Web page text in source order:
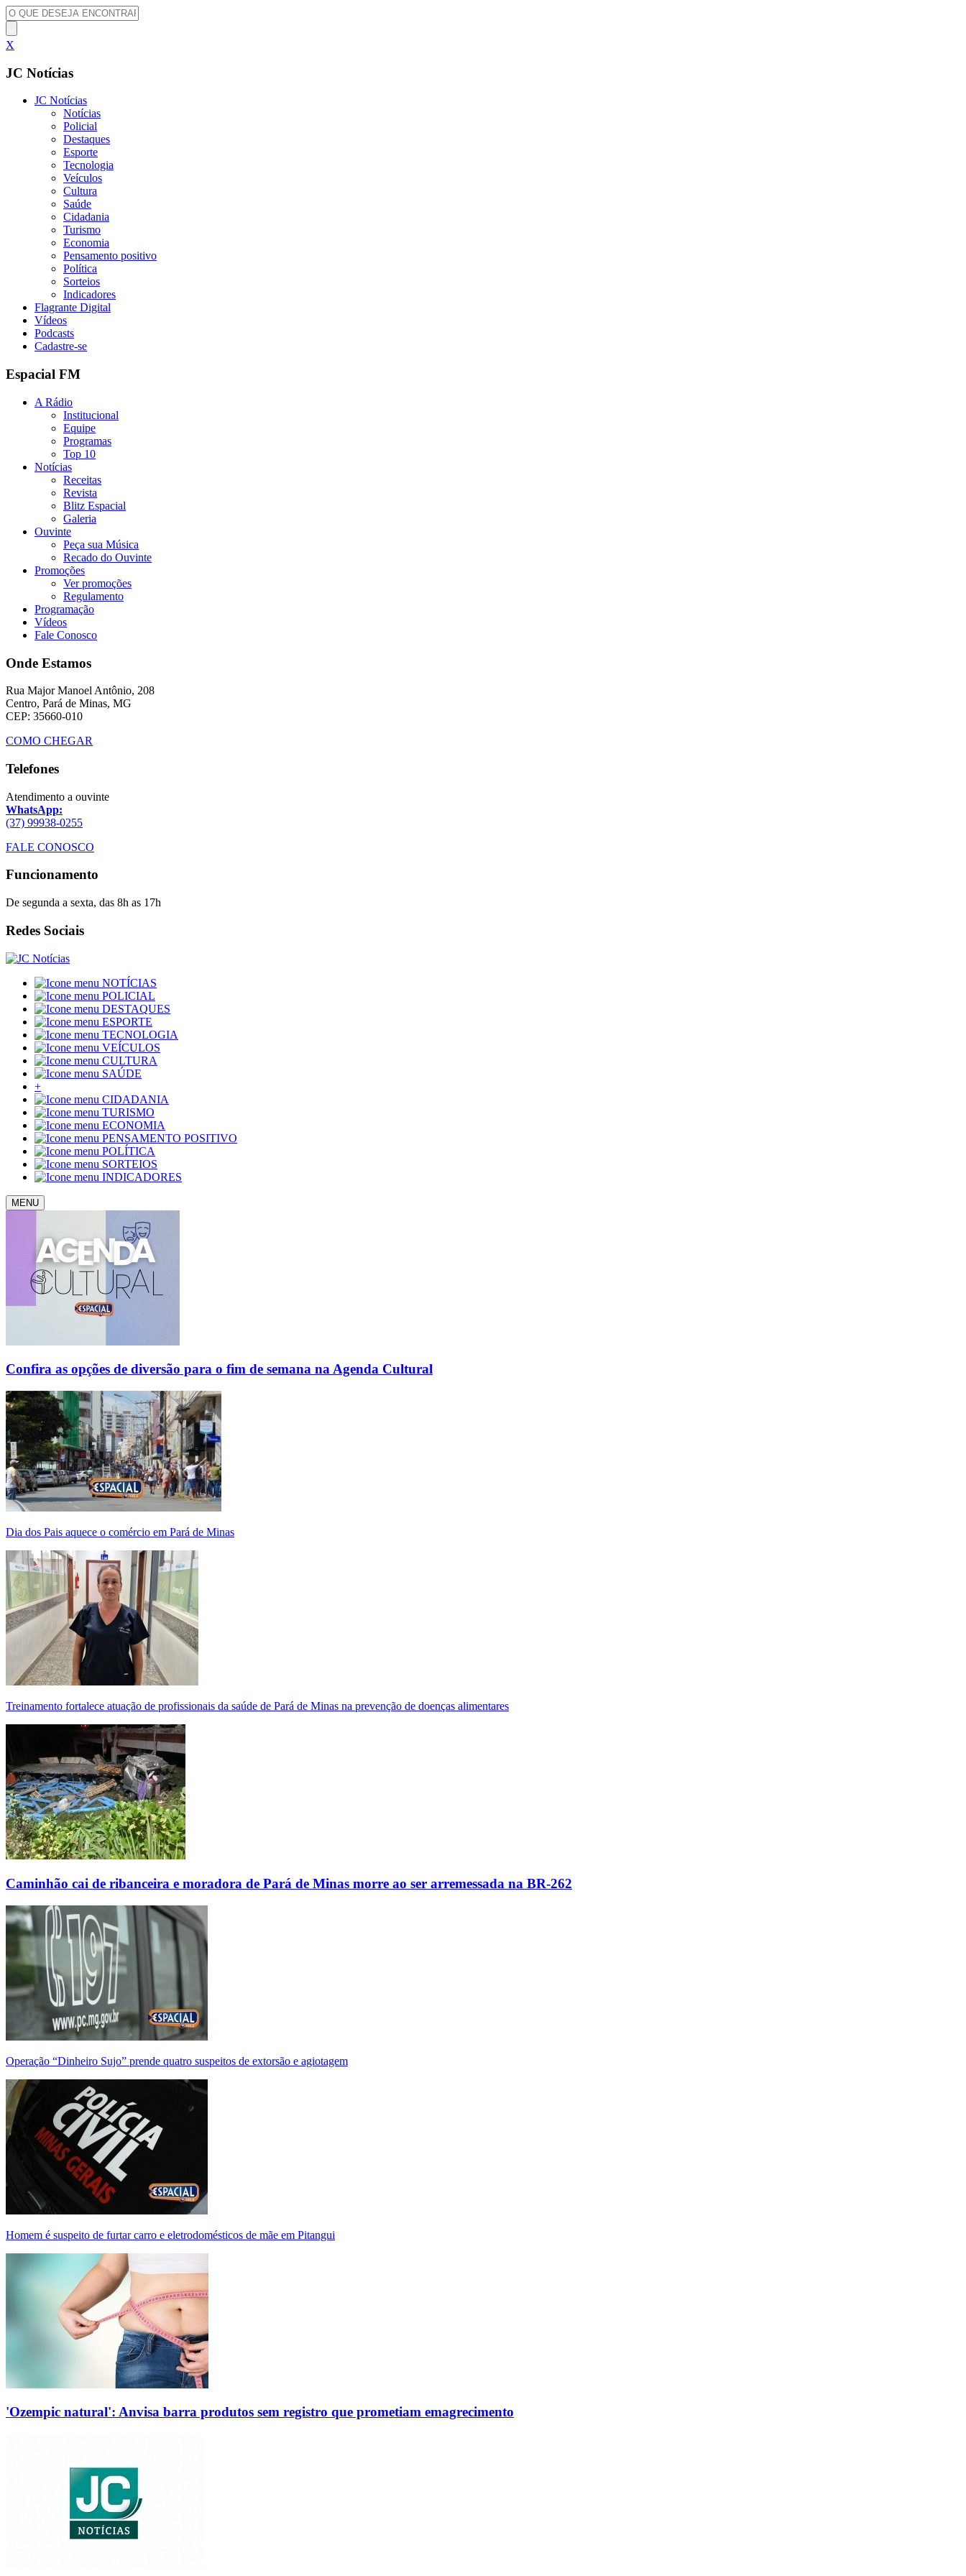
X
JC Notícias
JC Notícias
Notícias
Policial
Destaques
Esporte
Tecnologia
Veículos
Cultura
Saúde
Cidadania
Turismo
Economia
Pensamento positivo
Política
Sorteios
Indicadores
Flagrante Digital
Vídeos
Podcasts
Cadastre-se
Espacial FM
A Rádio
Institucional
Equipe
Programas
Top 10
Notícias
Receitas
Revista
Blitz Espacial
Galeria
Ouvinte
Peça sua Música
Recado do Ouvinte
Promoções
Ver promoções
Regulamento
Programação
Vídeos
Fale Conosco
Onde Estamos
Rua Major Manoel Antônio, 208
Centro, Pará de Minas, MG
CEP: 35660-010
COMO CHEGAR
Telefones
Atendimento a ouvinte
WhatsApp:
(37) 99938-0255
FALE CONOSCO
Funcionamento
De segunda a sexta, das 8h as 17h
Redes Sociais
NOTÍCIAS
POLICIAL
DESTAQUES
ESPORTE
TECNOLOGIA
VEÍCULOS
CULTURA
SAÚDE
+
CIDADANIA
TURISMO
ECONOMIA
PENSAMENTO POSITIVO
POLÍTICA
SORTEIOS
INDICADORES
MENU
Confira as opções de diversão para o fim de semana na Agenda Cultural
Dia dos Pais aquece o comércio em Pará de Minas
Treinamento fortalece atuação de profissionais da saúde de Pará de Minas na prevenção de doenças alimentares
Caminhão cai de ribanceira e moradora de Pará de Minas morre ao ser arremessada na BR-262
Operação “Dinheiro Sujo” prende quatro suspeitos de extorsão e agiotagem
Homem é suspeito de furtar carro e eletrodomésticos de mãe em Pitangui
'Ozempic natural': Anvisa barra produtos sem registro que prometiam emagrecimento